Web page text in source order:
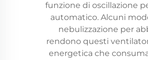
funzione di oscillazione
automatico. Alcuni
nebulizzazione per
rendono questi
energetica che